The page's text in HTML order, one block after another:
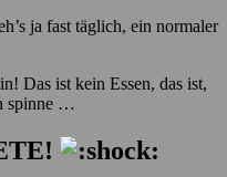
ja fast täglich, ein normaler
Das ist kein Essen, das ist,
spinne …